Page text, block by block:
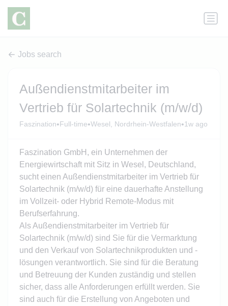
Jobs search
Außendienstmitarbeiter im
Vertrieb für Solartechnik (m/w/d)
Faszination•Full-time•Wesel, Nordrhein-Westfalen•1w ago
Faszination GmbH, ein Unternehmen der
Energiewirtschaft mit Sitz in Wesel, Deutschland,
sucht einen Außendienstmitarbeiter im Vertrieb für
Solartechnik (m/w/d) für eine dauerhafte Anstellung
im Vollzeit- oder Hybrid Remote-Modus mit
Berufserfahrung.
Als Außendienstmitarbeiter im Vertrieb für
Solartechnik (m/w/d) sind Sie für die Vermarktung
und den Verkauf von Solartechnikprodukten und -
lösungen verantwortlich. Sie sind für die Beratung
und Betreuung der Kunden zuständig und stellen
sicher, dass alle Anforderungen erfüllt werden. Sie
sind auch für die Erstellung von Angeboten und